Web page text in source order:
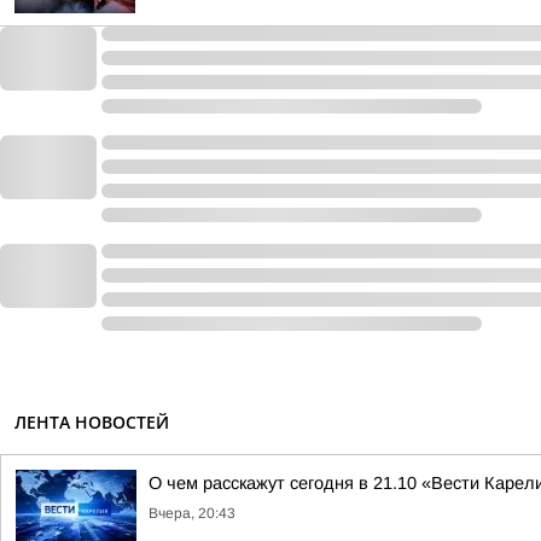
ЛЕНТА НОВОСТЕЙ
О чем расскажут сегодня в 21.10 «Вести
Вчера, 20:43